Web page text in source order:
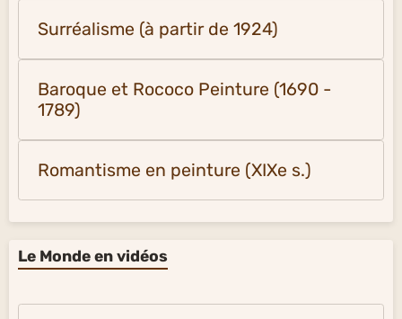
Surréalisme (à partir de 1924)
Baroque et Rococo Peinture (1690 -
1789)
Romantisme en peinture (XIXe s.)
Le Monde en vidéos